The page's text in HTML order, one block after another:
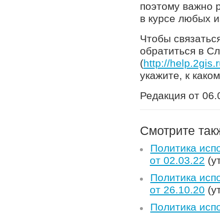
поэтому важно
в курсе любых
Чтобы
обратиться в
(http://
укажите, к
Редакция от
Смотрите
Политика
от 02.03.22
Политика
от 26.10.20
Политика